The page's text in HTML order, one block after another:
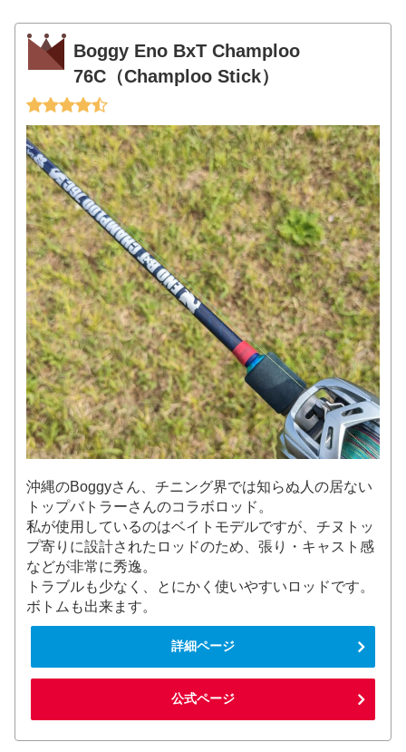
Boggy Eno BxT Champloo
76C（Champloo Stick）
沖縄のBoggyさん、チニング界では知らぬ人の居ない
トップバトラーさんのコラボロッド。
私が使用しているのはベイトモデルですが、チヌトッ
プ寄りに設計されたロッドのため、張り・キャスト感
などが非常に秀逸。
トラブルも少なく、とにかく使いやすいロッドです。
ボトムも出来ます。
詳細ページ
公式ページ